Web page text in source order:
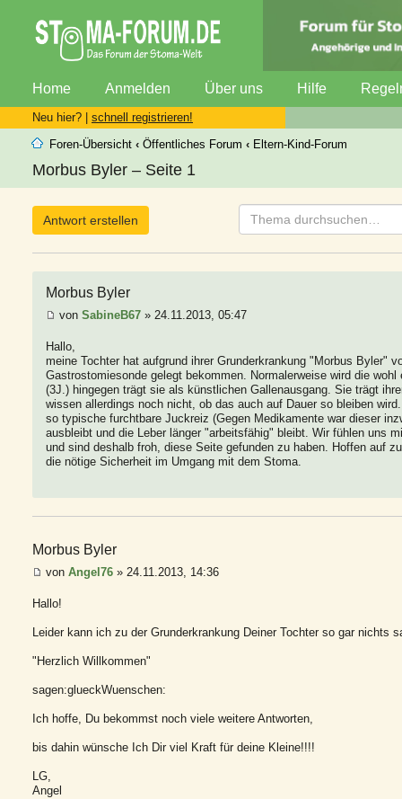
Home Anmelden Über uns Hilfe
Neu hier? | schnell registrieren!
Foren-Übersicht ‹ Öffentliches Forum ‹ Eltern-Kind-Forum
Morbus Byler – Seite 1
Antwort erstellen
Morbus Byler
von SabineB67 » 24.11.2013, 05:47
Hallo,
meine Tochter hat aufgrund ihrer Grunderkrankung "Morbus Byler"
Gastrostomiesonde gelegt bekommen. Normalerweise wird die
(3J.) hingegen trägt sie als künstlichen Gallenausgang. Sie trägt
wissen allerdings noch nicht, ob das auch auf Dauer so bleiben
so typische furchtbare Juckreiz (Gegen Medikamente war dieser
ausbleibt und die Leber länger "arbeitsfähig" bleibt. Wir fühlen uns
und sind deshalb froh, diese Seite gefunden zu haben. Hoffen auf
die nötige Sicherheit im Umgang mit dem Stoma.
Morbus Byler
von Angel76 » 24.11.2013, 14:36
Hallo!
Leider kann ich zu der Grunderkrankung Deiner Tochter so gar nichts
"Herzlich Willkommen"
sagen:glueckWuenschen:
Ich hoffe, Du bekommst noch viele weitere Antworten,
bis dahin wünsche Ich Dir viel Kraft für deine Kleine!!!!
LG,
Angel